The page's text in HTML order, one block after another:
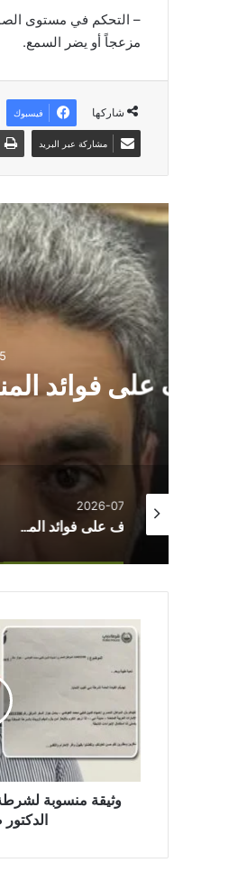
– التحكم في مستوى
مزعجاً أو يضر السمع.
شاركها فيسبوك
مشاركة عبر البريد
56
2026-07-05
م
س
و
ش
وثيقة منسوبة